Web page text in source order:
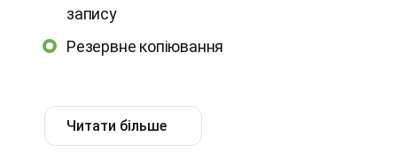
запису
Резервне копіювання
Читати більше